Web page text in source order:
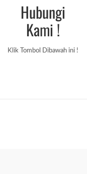
Hubungi
Kami !
Klik Tombol Dibawah ini !